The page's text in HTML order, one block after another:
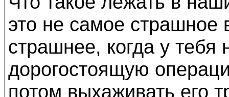
это не самое страшное
страшнее, когда у тебя
дорогостоящую
потом выхаживать его